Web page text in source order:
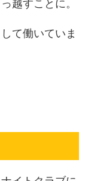
越すことに。
て働いていま